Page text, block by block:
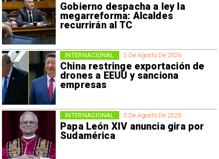
Gobierno despacha a ley la
megarreforma: Alcaldes
recurrirán al TC
5 De Agosto De 2026
China restringe exportación de
drones a EEUU y sanciona
empresas
INTERNACIONAL
5 De Agosto De 2026
Papa León XIV anuncia gira por
Sudamérica
INTERNACIONAL